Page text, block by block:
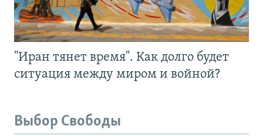
"Иран тянет время". Как долго будет
ситуация между миром и войной?
Выбор Свободы